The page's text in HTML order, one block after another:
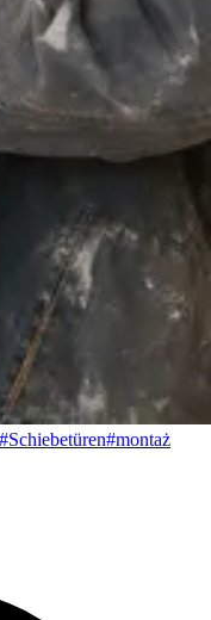
#Schiebetüren#montaż